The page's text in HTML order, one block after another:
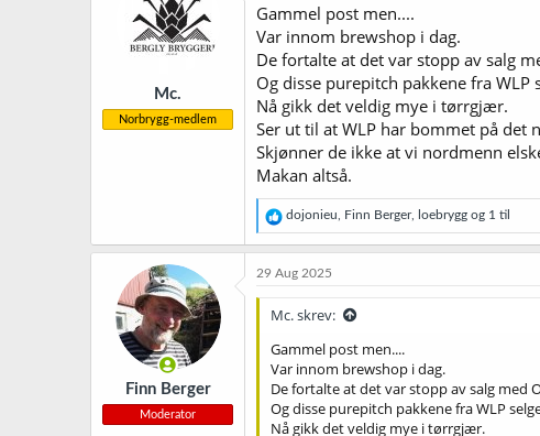
Mc.
Norbrygg-medlem
Gammel post men....
Var innom brewshop i dag.
De fortalte at det var stopp av salg
Og disse purepitch pakkene fra WLP
Nå gikk det veldig mye i tørrgjær.
Ser ut til at WLP har bommet på det
Skjønner de ikke at vi nordmenn
Makan altså.
R
e
a
j
o
e
r
:
dojonieu Finn Berger, loebrygg og 1 til
Finn Berger
Moderator
29 Aug 2025
Mc. skrev:
Gammel post men....
Var innom brewshop i dag.
De fortalte at det var stopp av salg med
Og disse purepitch pakkene fra WLP
Nå gikk det veldig mye i tørrgjær.